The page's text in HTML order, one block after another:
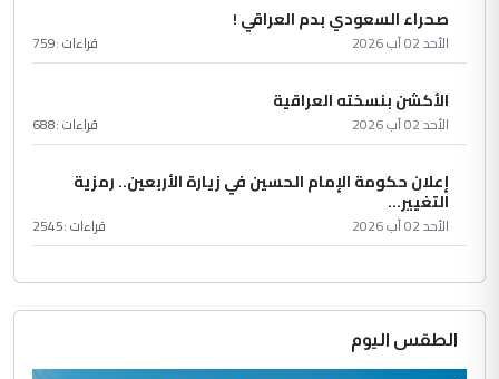
صحراء السعودي بدم العراقي !
الأحد 02 آب 2026 قراءات :759
الأكشن بنسخته العراقية
الأحد 02 آب 2026 قراءات :688
إعلان حكومة الإمام الحسين في زيارة الأربعين.. رمزية
التغيير...
الأحد 02 آب 2026 قراءات :2545
الطقس اليوم